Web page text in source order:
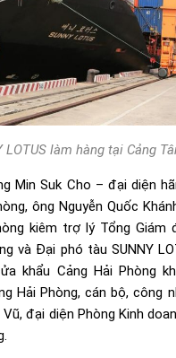
LOTUS làm hàng tại Cảng
Min Suk Cho – đại diện
ông Nguyễn Quốc
kiêm trợ lý Tổng Giám
và Đại phó tàu SUNNY
khẩu Cảng Hải Phòng
Hải Phòng, cán bộ, công
Vũ, đại diện Phòng Kinh